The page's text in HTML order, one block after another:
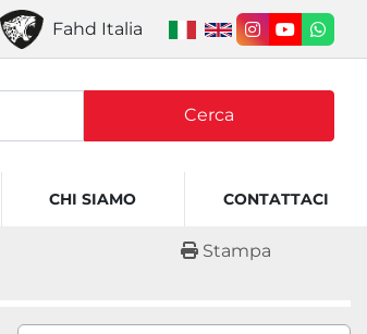
Fahd Italia
instagram
youtube
Cerca
CHI SIAMO CONTATTACI
Stampa